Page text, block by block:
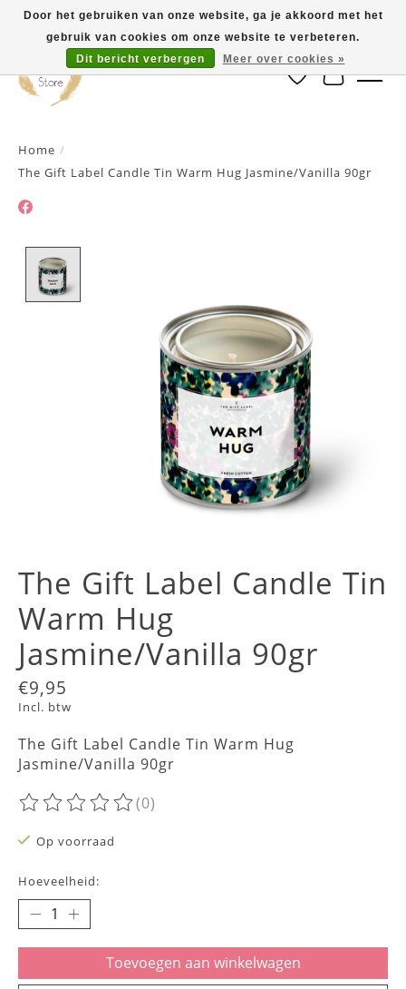
Verlanglijst
Home /
The Gift Label Candle Tin Warm Hug Jasmine/Vanilla 90gr
The Gift Label Candle Tin
Warm Hug
Jasmine/Vanilla 90gr
€9,95
Incl. btw
The Gift Label Candle Tin Warm Hug
Jasmine/Vanilla 90gr
De beoordeling van dit product is
(0)
Op voorraad
Hoeveelheid:
Toevoegen aan winkelwagen
Door het gebruiken van onze website, ga je akkoord met het
gebruik van cookies om onze website te verbeteren.
Dit bericht verbergen
Meer over cookies »